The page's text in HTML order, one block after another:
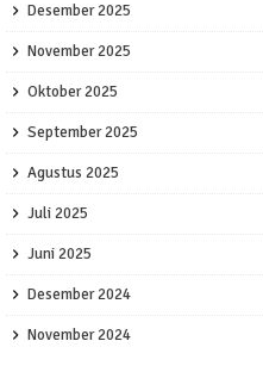
Desember 2025
November 2025
Oktober 2025
September 2025
Agustus 2025
Juli 2025
Juni 2025
Desember 2024
November 2024